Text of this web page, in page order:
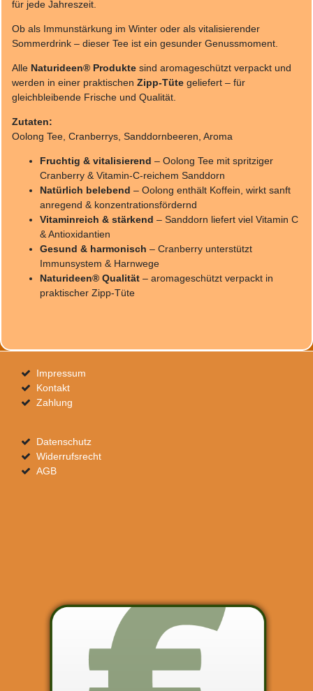
für jede Jahreszeit.
Ob als Immunstärkung im Winter oder als vitalisierender
Sommerdrink – dieser Tee ist ein gesunder Genussmoment.
Alle Naturideen® Produkte sind aromageschützt verpackt und
werden in einer praktischen Zipp-Tüte geliefert – für
gleichbleibende Frische und Qualität.
Zutaten:
Oolong Tee, Cranberrys, Sanddornbeeren, Aroma
Fruchtig & vitalisierend – Oolong Tee mit spritziger
Cranberry & Vitamin-C-reichem Sanddorn
Natürlich belebend – Oolong enthält Koffein, wirkt sanft
anregend & konzentrationsfördernd
Vitaminreich & stärkend – Sanddorn liefert viel Vitamin C
& Antioxidantien
Gesund & harmonisch – Cranberry unterstützt
Immunsystem & Harnwege
Naturideen® Qualität – aromageschützt verpackt in
praktischer Zipp-Tüte
Impressum
Kontakt
Zahlung
Datenschutz
Widerrufsrecht
AGB